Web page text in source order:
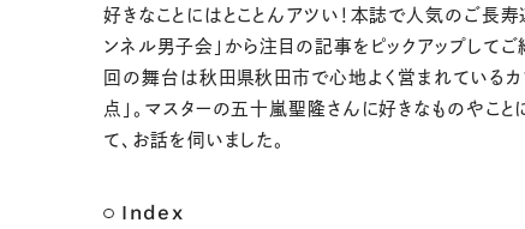
好きなことにはとことんアツい！本誌で人気のご長寿
ンネル男子会」から注目の記事をピックアップしてご
回の舞台は秋田県秋田市で心地よく営まれているカ
点」。マスターの五十嵐聖隆さんに好きなものやこと
て、お話を伺いました。
Index